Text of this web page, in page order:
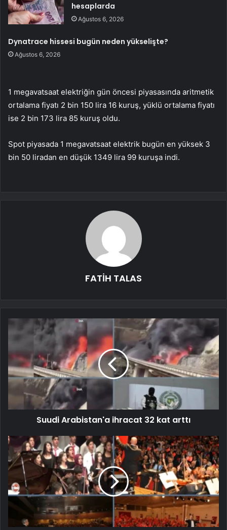
hesaplarda
Ağustos 6, 2026
Dynatrace hissesi bugün neden yükselişte?
Ağustos 6, 2026
1 megavatsaat elektriğin gün öncesi piyasasında aritmetik
ortalama fiyatı 2 bin 150 lira 16 kuruş, yüklü ortalama fiyatı
ise 2 bin 173 lira 85 kuruş oldu.
Spot piyasada 1 megavatsaat elektrik bugün en yüksek 3
bin 50 liradan en düşük 1349 lira 99 kuruşa indi.
FATİH TALAS
Suudi Arabistan'a ihracat 32 kat arttı